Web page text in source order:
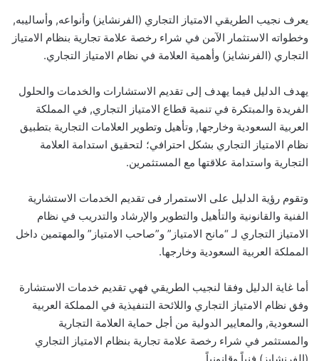
يعرف نجيب الطريقي الامتياز التجاري (الفرنشايز) وأنواعه, وأساليبه,
وخطواته الاستثمار الآمن في شراء رخصة علامة تجارية بنظام الامتياز
التجاري (الفرنشايز) وأهمية العلامة في نظام الامتياز التجاري.
يهدف الدليل فيما يهدف إلى تقديم الاستشارات والخدمات والحلول
الفريدة والمبتكرة في تنمية قطاع الامتياز التجاري, في المملكة
العربية السعودية وخارجها, وتأهيل وتطوير العلامات التجارية بتطبيق
نظام الامتياز التجاري بشكل احترافي؛ لتحقيق استدامة العلامة
التجارية واستدامة علاقتها مع المستثمرين.
وتقوم رؤية الدليل على الاستمرار فى تقديم الخدمات الاستشارية
الفنية والقانونية والتأهيل والتطوير والإرشاد والتدريب في نظام
الامتياز التجاري لـ “مانح الامتياز” و”صاحب الامتياز” والمهتمين داخل
المملكة العربية السعودية وخارجها.
أما غاية الدليل وفقا لنجيب الطريقي فهي تقديم خدمات الاستشارة
وفق نظام الامتياز التجاري واللائحة التنفيذية في المملكة العربية
السعودية, والمعايير الدولية من أجل حماية العلامة التجارية
والمستثمر في شراء رخصة علامة تجارية بنظام الامتياز التجاري